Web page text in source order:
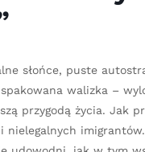
słońce, puste
walizka –
przygodą życia. Jak
nielegalnych